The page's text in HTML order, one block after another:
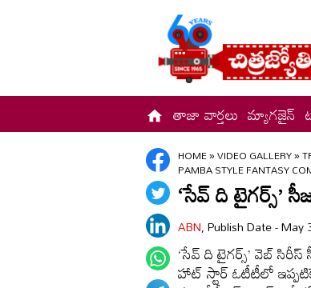
తాజా వార్తలు మ్యాగజైన్
HOME»VIDEO GALLERY»
PAMBA STYLE FANTASY
‘సేవ్ ది టైగర్స్’
ABN, Publish Date - May
‘సేవ్ ది టైగర్స్’ వెబ్
హాట్ స్టార్‌ ఓటీటీలో ఇప్పటికే